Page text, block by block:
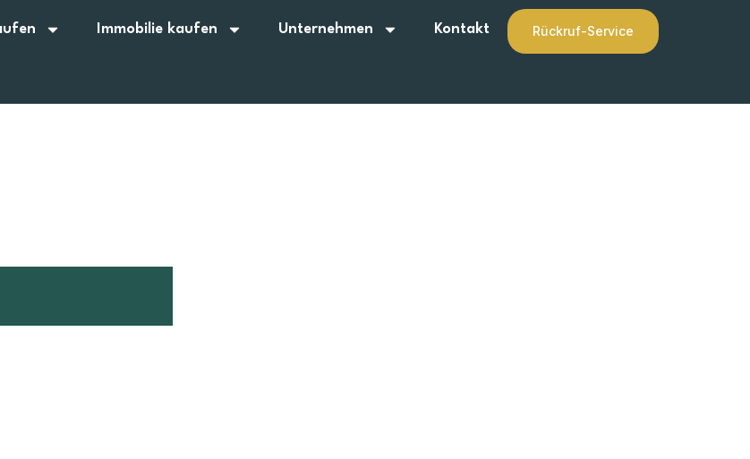
Immobilie kaufen Unternehmen Kontakt Rückruf-Service